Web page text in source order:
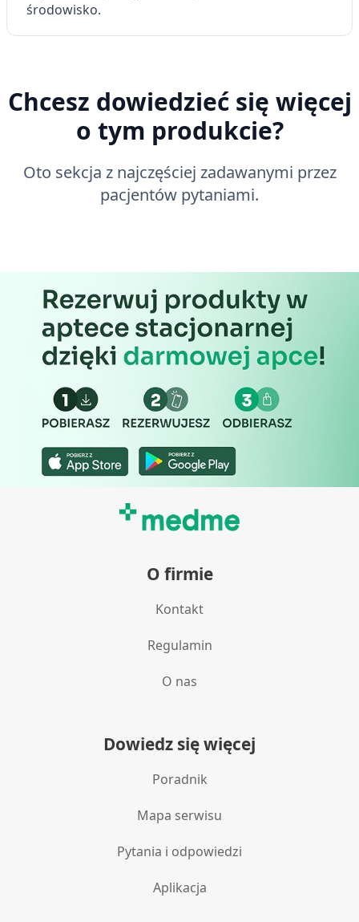
środowisko.
Chcesz dowiedzieć się więcej
o tym produkcie?
Oto sekcja z najczęściej zadawanymi przez
pacjentów pytaniami.
O firmie
Kontakt
Regulamin
O nas
Dowiedz się więcej
Poradnik
Mapa serwisu
Pytania i odpowiedzi
Aplikacja